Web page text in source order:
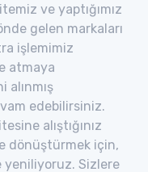
ve yaptığımız
gelen markaları
işlemimiz
atmaya
alınmış
edebilirsiniz.
alıştığınız
dönüştürmek için,
yeniliyoruz. Sizlere